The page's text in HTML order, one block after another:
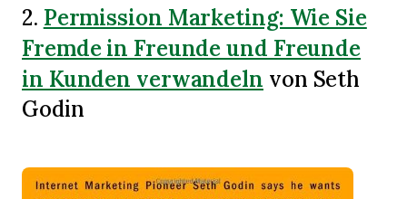
2. Permission Marketing: Wie Sie
Fremde in Freunde und Freunde
in Kunden verwandeln von Seth
Godin